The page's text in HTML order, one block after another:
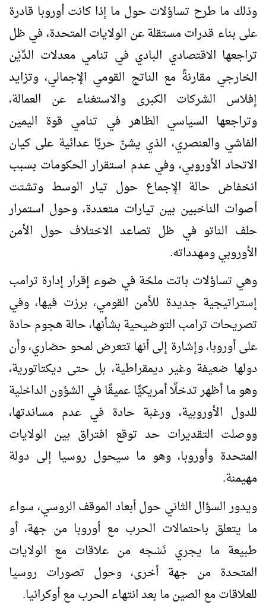
وذلك ما طرح تساؤلات حول ما إذا كانت أوروبا قادرة
على بناء قدرات مستقلة عن الولايات المتحدة، في ظل
تراجعها الاقتصادي البادي في تنامي معدلات الدَّيْن
الخارجي مقارنةً مع الناتج القومي الإجمالي، وتزايد
إفلاس الشركات الكبرى والاستغناء عن العمالة،
وتراجعها السياسي الظاهر في تنامي قوة اليمين
الفاشي والعنصري، الذي يشنّ حربًا عدائية على كيان
الاتحاد الأوروبي، وفي عدم استقرار الحكومات بسبب
انخفاض حالة الإجماع حول تيار الوسط وتشتت
أصوات الناخبين بين تيارات متعددة، وحول استمرار
حلف الناتو في ظل تصاعد الاختلاف حول الأمن
الأوروبي ومهدداته.
وهي تساؤلات باتت ملحّة في ضوء إقرار إدارة ترامب
إستراتيجية جديدة للأمن القومي، برزت فيها، وفي
تصريحات ترامب التوضيحية بشأنها، حالة هجوم حادة
على أوروبا، وإشارة إلى أنها تتعرض لمحو حضاري، وأن
دولها ضعيفة وغير ديمقراطية، بل حتى ديكتاتورية،
وهو ما أظهر تدخلًا أمريكيًّا عميقًا في الشؤون الداخلية
للدول الأوروبية، ورغبة حادة في عدم مساندتها،
ووصلت التقديرات حد توقع افتراق بين الولايات
المتحدة وأوروبا، وهو ما سيحول روسيا إلى دولة
مهيمنة.
ويدور السؤال الثاني حول أبعاد الموقف الروسي، سواء
ما يتعلق باحتمالات الحرب مع أوروبا من جهة، أو
طبيعة ما يجري نَسْجه من علاقات مع الولايات
المتحدة من جهة أخرى، وحول تصورات روسيا
للعلاقات مع الصين ما بعد انتهاء الحرب مع أوكرانيا.